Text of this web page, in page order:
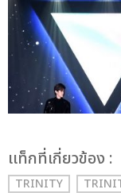
เเท็กที่เกี่ยวข้อง :
TRINITY